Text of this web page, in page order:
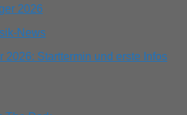
News
2026: Starttermin und erste Infos